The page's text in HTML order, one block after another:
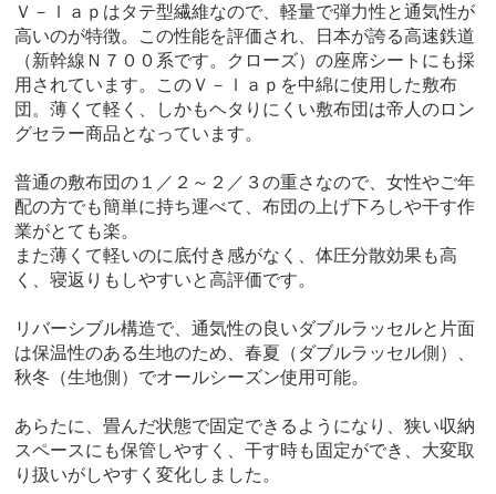
Ｖ－ｌａｐはタテ型繊維なので、軽量で弾力性と通気性が
高いのが特徴。この性能を評価され、日本が誇る高速鉄道
（新幹線Ｎ７００系です。クローズ）の座席シートにも採
用されています。このＶ－ｌａｐを中綿に使用した敷布
団。薄くて軽く、しかもヘタりにくい敷布団は帝人のロン
グセラー商品となっています。
普通の敷布団の１／２～２／３の重さなので、女性やご年
配の方でも簡単に持ち運べて、布団の上げ下ろしや干す作
業がとても楽。
また薄くて軽いのに底付き感がなく、体圧分散効果も高
く、寝返りもしやすいと高評価です。
リバーシブル構造で、通気性の良いダブルラッセルと片面
は保温性のある生地のため、春夏（ダブルラッセル側）、
秋冬（生地側）でオールシーズン使用可能。
あらたに、畳んだ状態で固定できるようになり、狭い収納
スペースにも保管しやすく、干す時も固定ができ、大変取
り扱いがしやすく変化しました。